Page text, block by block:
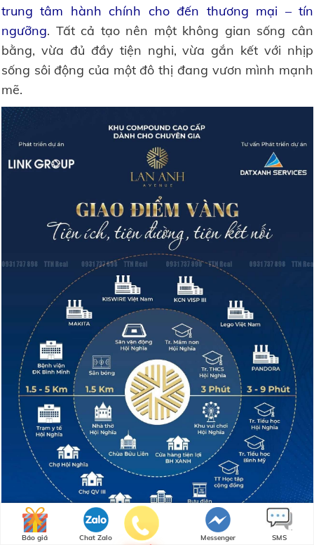
trung tâm hành chính cho đến thương mại – tín
ngưỡng. Tất cả tạo nên một không gian sống cân
bằng, vừa đủ đầy tiện nghi, vừa gắn kết với nhịp
sống sôi động của một đô thị đang vươn mình mạnh
mẽ.
Báo giá Chat Zalo Messenger SMS